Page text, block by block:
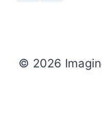
© 2026